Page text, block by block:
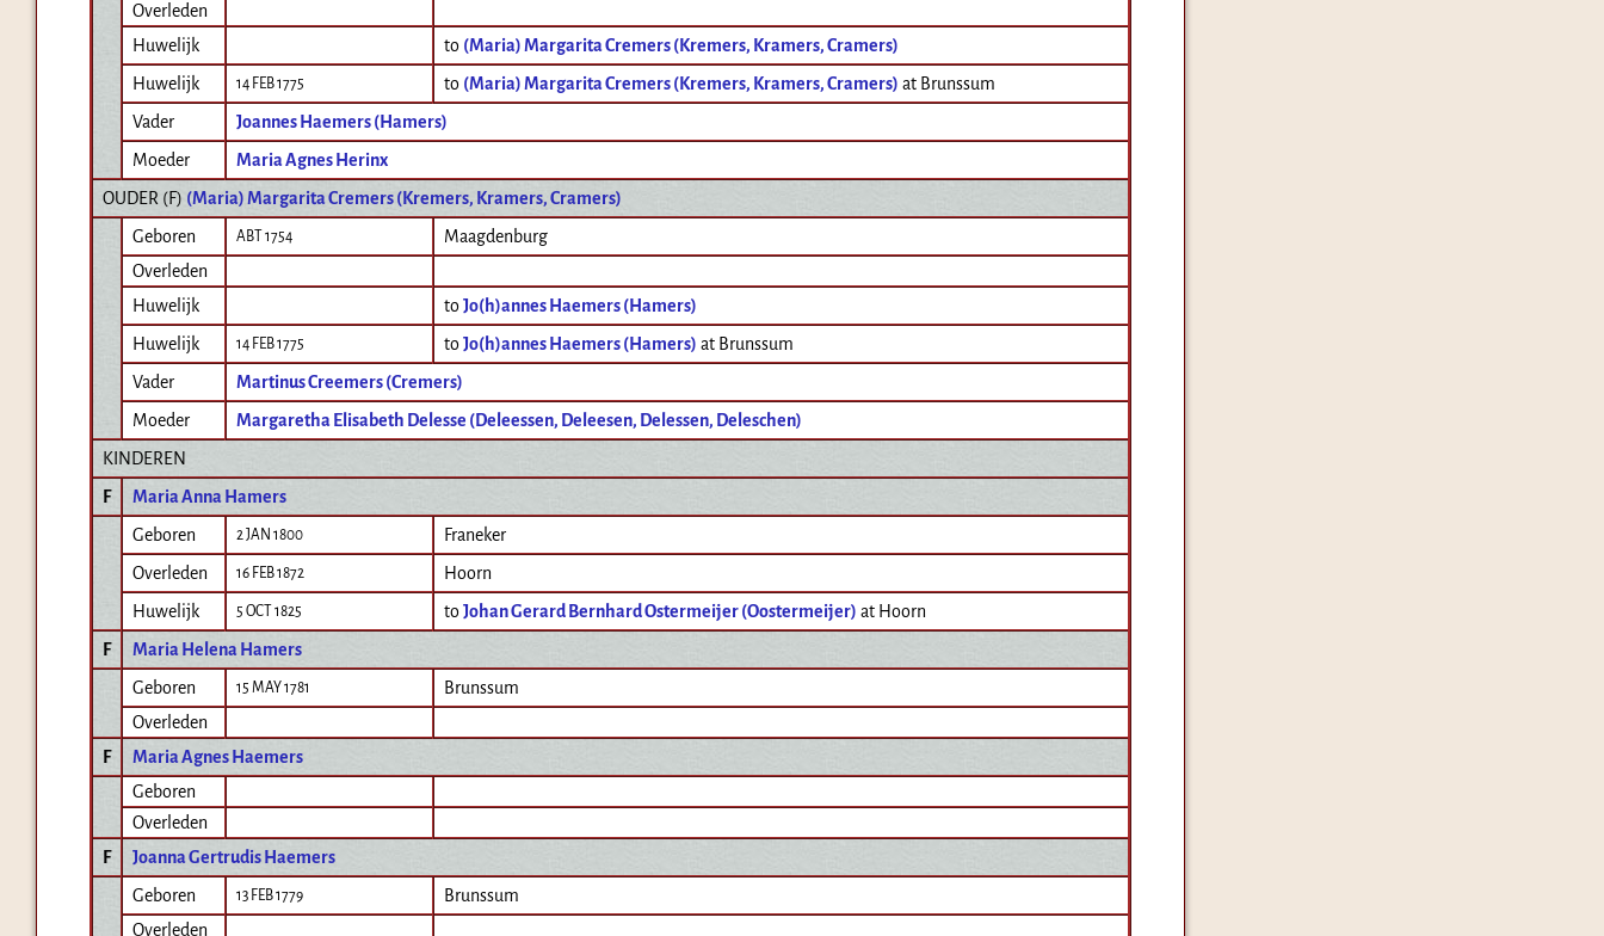
Overleden
Huwelijk
to (Maria) Margarita Cremers (Kremers, Kramers, Cramers)
Huwelijk
14 FEB 1775 to (Maria) Margarita Cremers (Kremers, Kramers, Cramers) at Brunssum
Vader
Joannes Haemers (Hamers)
Moeder
Maria Agnes Herinx
OUDER (F) (Maria) Margarita Cremers (Kremers, Kramers, Cramers)
Geboren
ABT 1754
Maagdenburg
Overleden
Huwelijk
toJo(h)annes Haemers (Hamers)
Huwelijk
14 FEB 1775 toJo(h)annes Haemers (Hamers) at Brunssum
Vader
Martinus Creemers (Cremers)
Moeder
Margaretha Elisabeth Delesse (Deleessen, Deleesen, Delessen, Deleschen)
KINDEREN
F
Maria Anna Hamers
Geboren
2 JAN 1800
Franeker
Overleden
16 FEB 1872
Hoorn
Huwelijk
5 OCT 1825 toJohan Gerard Bernhard Ostermeijer (Oostermeijer) at Hoorn
F
Maria Helena Hamers
Geboren
15 MAY 1781
Brunssum
Overleden
F
Maria Agnes Haemers
Geboren
Overleden
F
Joanna Gertrudis Haemers
Geboren
13 FEB 1779
Brunssum
Overleden